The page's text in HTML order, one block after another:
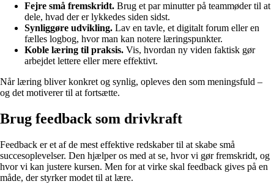
Fejre små fremskridt. Brug et par minutter på teammøder til at
dele, hvad der er lykkedes siden sidst.
Synliggøre udvikling. Lav en tavle, et digitalt forum eller en
fælles logbog, hvor man kan notere læringspunkter.
Koble læring til praksis. Vis, hvordan ny viden faktisk gør
arbejdet lettere eller mere effektivt.
Når læring bliver konkret og synlig, opleves den som meningsfuld –
og det motiverer til at fortsætte.
Brug feedback som drivkraft
Feedback er et af de mest effektive redskaber til at skabe små
succesoplevelser. Den hjælper os med at se, hvor vi gør fremskridt, og
hvor vi kan justere kursen. Men for at virke skal feedback gives på en
måde, der styrker modet til at lære.